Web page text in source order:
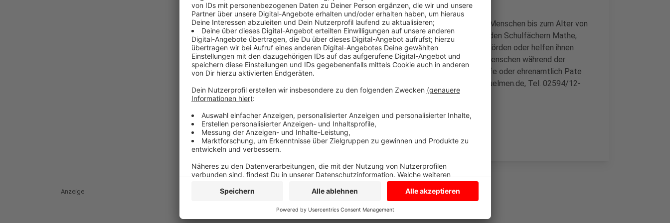
Ehrenamtliche begleiten hierbei seit 2009 Jugendliche und junge Menschen bis zum Alter von
27 Jahren beim Einstieg in das Berufsleben. Sie unterstützen bei den Schulfächern Mathe,
Deutsch und Englisch oder begleiten die jungen Menschen zu Behörden oder helfen ihnen
dabei eine Wohnung zu finden. Außerdem stehen sie den jungen Menschen während der
Ausbildung als Ansprechpartner zur Seite. Sie möchten selbst Hilfe oder ehrenamtlich Pate
sein: Ansprechpartnerinnen sind Jennifer Sietmann (j.sietmann@duelmen.de, Tel. 02594/12-
594) und Lisa Rump (l.rump@duelmen.de, Tel. 02594/12-595).
Anzeige
Anzeige